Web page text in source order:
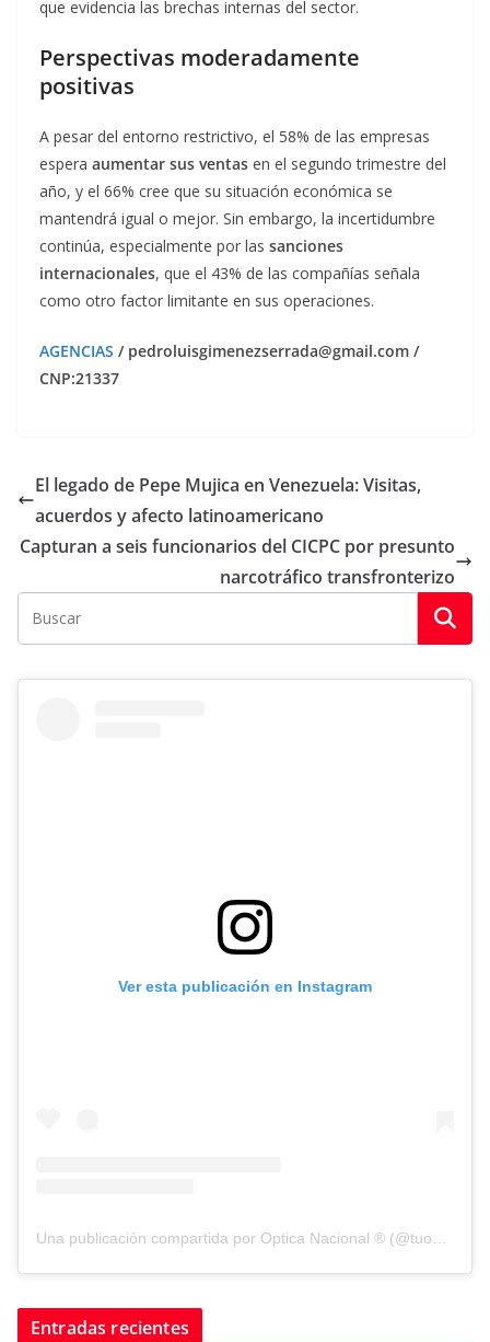
que evidencia las brechas internas del sector.
Perspectivas moderadamente
positivas
A pesar del entorno restrictivo, el 58% de las empresas
espera aumentar sus ventas en el segundo trimestre del
año, y el 66% cree que su situación económica se
mantendrá igual o mejor. Sin embargo, la incertidumbre
continúa, especialmente por las sanciones
internacionales, que el 43% de las compañías señala
como otro factor limitante en sus operaciones.
AGENCIAS / pedroluisgimenezserrada@gmail.com /
CNP:21337
El legado de Pepe Mujica en Venezuela: Visitas,
acuerdos y afecto latinoamericano
Capturan a seis funcionarios del CICPC por presunto
narcotráfico transfronterizo
Ver esta publicación en Instagram
Una publicación compartida por Optica Nacional ® (@tuopticanacional)
Entradas recientes